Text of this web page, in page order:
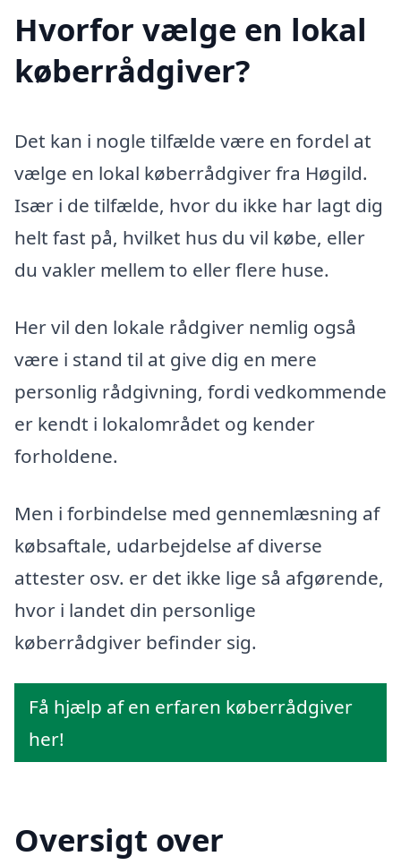
Hvorfor vælge en lokal
køberrådgiver?
Det kan i nogle tilfælde være en fordel at
vælge en lokal køberrådgiver fra Høgild.
Især i de tilfælde, hvor du ikke har lagt dig
helt fast på, hvilket hus du vil købe, eller
du vakler mellem to eller flere huse.
Her vil den lokale rådgiver nemlig også
være i stand til at give dig en mere
personlig rådgivning, fordi vedkommende
er kendt i lokalområdet og kender
forholdene.
Men i forbindelse med gennemlæsning af
købsaftale, udarbejdelse af diverse
attester osv. er det ikke lige så afgørende,
hvor i landet din personlige
køberrådgiver befinder sig.
Få hjælp af en erfaren køberrådgiver
her!
Oversigt over